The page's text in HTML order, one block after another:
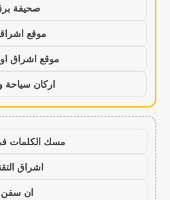
صحيفة
موقع
موقع اشراق
اركان سياحة
مسك الكلمات
اشراق
ان سفن